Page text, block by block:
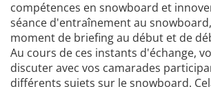
compétences en snowboard et
séance d'entraînement au
moment de briefing au début et de
Au cours de ces instants d'échange,
discuter avec vos camarades
différents sujets sur le snowboard.